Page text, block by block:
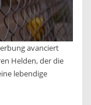
avanciert
Helden, der die
lebendige